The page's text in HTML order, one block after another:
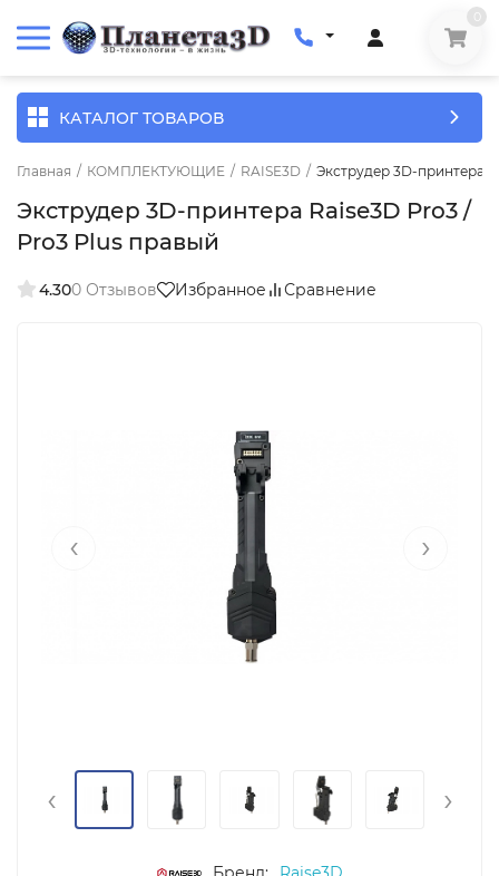
КАТАЛОГ ТОВАРОВ
Главная / КОМПЛЕКТУЮЩИЕ / RAISE3D / Экструдер 3D-принтера
Экструдер 3D-принтера Raise3D Pro3 /
Pro3 Plus правый
4.300 Отзывов Избранное Сравнение
‹ ›
‹ ›